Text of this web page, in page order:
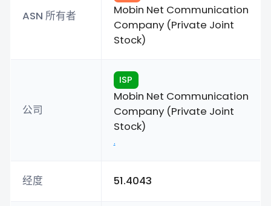
ASN 所有者
Mobin Net Communication
Company (Private Joint
Stock)
公司
ISP
Mobin Net Communication
Company (Private Joint
Stock)
.
经度 51.4043